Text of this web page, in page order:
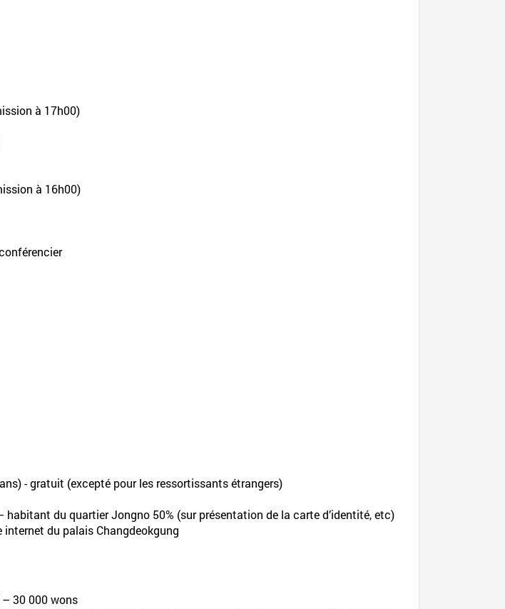
à 17h00)
à 16h00)
- gratuit (excepté pour les ressortissants étrangers)
du quartier Jongno 50% (sur présentation de la carte d’identité, etc)
du palais Changdeokgung
30 000 wons